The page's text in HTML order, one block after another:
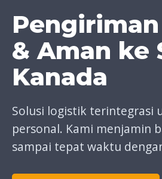
& Aman ke
Kanada
Solusi logistik terintegrasi
personal. Kami menjamin
sampai tepat waktu